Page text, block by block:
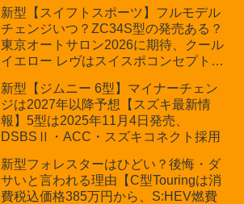
ほか「コア」と「ツール」、デリカ
D:5対抗のクロスオーバーSUVミニバ
ン
新型【スイフトスポーツ】フルモデル
チェンジいつ？ZC34S型の発売ある？
東京オートサロン2026に期待、クール
イエロー レヴはスイスポコンセプト
プが争点【スズキ最新情報】特別仕様
車「ZC33S Final Edition」終了
新型【ジムニー 6型】マイナーチェン
ジは2027年以降予想【スズキ最新情
報】5型は2025年11月4日発売、
DSBSⅡ・ACC・スズキコネクト採用
新型フォレスターはひどい？後悔・ダ
サいと言われる理由【C型Touringは消
費税込価格385万円から、S:HEV燃費